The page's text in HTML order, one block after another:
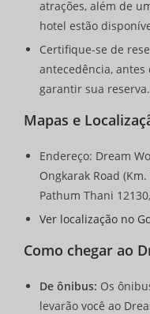
atrações, além de
hotel estão
Certifique-se de
antecedência, antes
garantir sua reserva.
Mapas e
Endereço: Dream
Ongkarak Road
Pathum Thani
Ver localização no
Como chegar ao
De ônibus: Os
levarão você ao